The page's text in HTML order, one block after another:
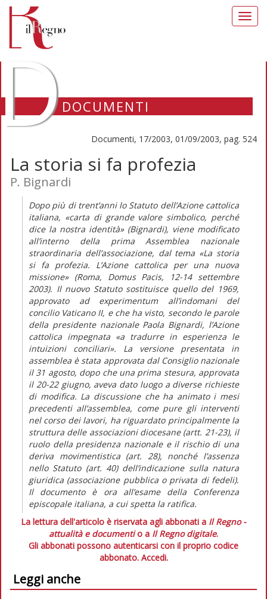
DOCUMENTI
Documenti, 17/2003, 01/09/2003, pag. 524
La storia si fa profezia
P. Bignardi
Dopo più di trent’anni lo Statuto dell’Azione cattolica
italiana, «carta di grande valore simbolico, perché
dice la nostra identità» (Bignardi), viene modificato
all’interno della prima Assemblea nazionale
straordinaria dell’associazione, dal tema «La storia
si fa profezia. L’Azione cattolica per una nuova
missione» (Roma, Domus Pacis, 12-14 settembre
2003). Il nuovo Statuto sostituisce quello del 1969,
approvato ad experimentum all’indomani del
concilio Vaticano II, e che ha visto, secondo le parole
della presidente nazionale Paola Bignardi, l’Azione
cattolica impegnata «a tradurre in esperienza le
intuizioni conciliari». La versione presentata in
assemblea è stata approvata dal Consiglio nazionale
il 31 agosto, dopo che una prima stesura, approvata
il 20-22 giugno, aveva dato luogo a diverse richieste
di modifica. La discussione che ha animato i mesi
precedenti all’assemblea, come pure gli interventi
nel corso dei lavori, ha riguardato principalmente la
struttura delle associazioni diocesane (artt. 21-23), il
ruolo della presidenza nazionale e il rischio di una
deriva movimentistica (art. 28), nonché l’assenza
nello Statuto (art. 40) dell’indicazione sulla natura
giuridica (associazione pubblica o privata di fedeli).
Il documento è ora all’esame della Conferenza
episcopale italiana, a cui spetta la ratifica.
La lettura dell'articolo è riservata agli abbonati a Il Regno -
attualità e documentio a Il Regno digitale.
Gli abbonati possono autenticarsi con il proprio codice
abbonato. Accedi.
Leggi anche